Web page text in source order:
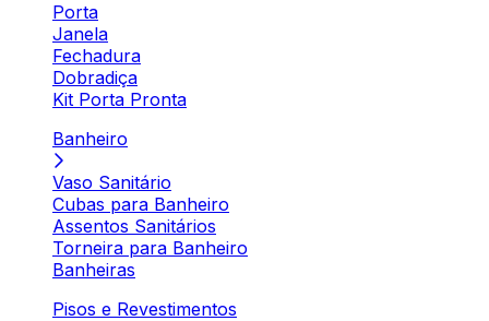
Porta
Janela
Fechadura
Dobradiça
Kit Porta Pronta
Banheiro
Vaso Sanitário
Cubas para Banheiro
Assentos Sanitários
Torneira para Banheiro
Banheiras
Pisos e Revestimentos